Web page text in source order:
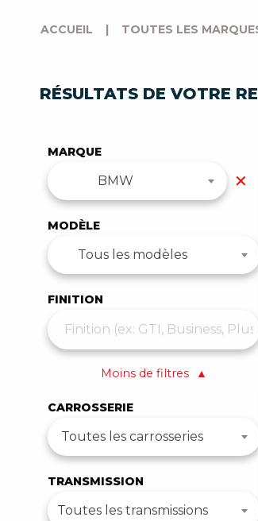
ACCUEIL | TOUTES LES
RÉSULTATS DE VOTRE
MARQUE
BMW ✕
MODÈLE
Tous les modèles
FINITION
Moins de filtres ▲
CARROSSERIE
Toutes les carrosseries
TRANSMISSION
Toutes les transmissions